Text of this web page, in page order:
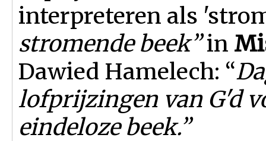
interpreteren als
stromende beek”in
Dawied Hamelech: “
lofprijzingen van G'd
eindeloze beek.”